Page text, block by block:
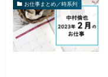
お仕事まとめ／時系列